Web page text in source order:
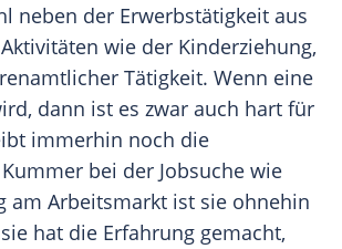
neben der Erwerbstätigkeit aus
wie der Kinderziehung,
Tätigkeit. Wenn eine
dann ist es zwar auch hart für
immerhin noch die
bei der Jobsuche wie
am Arbeitsmarkt ist sie ohnehin
hat die Erfahrung gemacht,